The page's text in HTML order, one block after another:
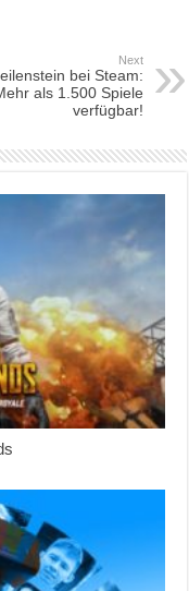
Next
bei Steam:
als 1.500 Spiele
verfügbar!